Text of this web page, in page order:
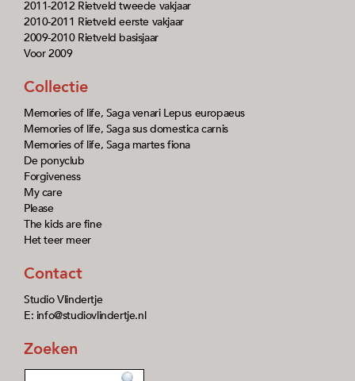
2011-2012 Rietveld tweede vakjaar
2010-2011 Rietveld eerste vakjaar
2009-2010 Rietveld basisjaar
Voor 2009
Collectie
Memories of life, Saga venari Lepus europaeus
Memories of life, Saga sus domestica carnis
Memories of life, Saga martes fiona
De ponyclub
Forgiveness
My care
Please
The kids are fine
Het teer meer
Contact
Studio Vlindertje
E: info@studiovlindertje.nl
Zoeken